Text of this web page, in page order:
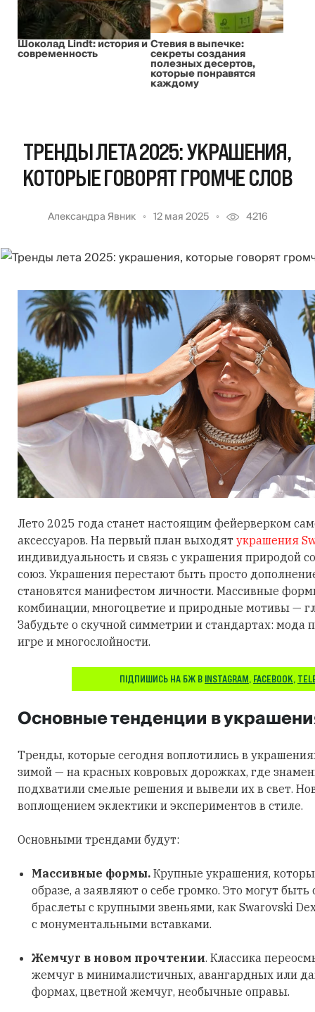
Шоколад Lindt: история и
современность
Стевия в выпечке:
секреты создания
полезных десертов,
которые понравятся
каждому
ТРЕНДЫ ЛЕТА 2025: УКРАШЕНИЯ,
КОТОРЫЕ ГОВОРЯТ ГРОМЧЕ СЛОВ
Александра Явник 12 мая 2025 4216
Лето 2025 года станет настоящим фейерверком
аксессуаров. На первый план выходят украшения
индивидуальность и связь с украшения природой
союз. Украшения перестают быть просто
становятся манифестом личности. Массивные
комбинации, многоцветие и природные мотивы —
Забудьте о скучной симметрии и стандартах: мода
игре и многослойности.
ПІДПИШИСЬ НА БЖ В INSTAGRAM, FACEBOOK,
Основные тенденции в
Тренды, которые сегодня воплотились в
зимой — на красных ковровых дорожках, где
подхватили смелые решения и вывели их в свет.
воплощением эклектики и экспериментов в стиле.
Основными трендами будут:
Массивные формы. Крупные украшения,
образе, а заявляют о себе громко. Это могут быть
браслеты с крупными звеньями, как Swarovski
с монументальными вставками.
Жемчуг в новом прочтении. Классика
жемчуг в минималистичных, авангардных или
формах, цветной жемчуг, необычные оправы.